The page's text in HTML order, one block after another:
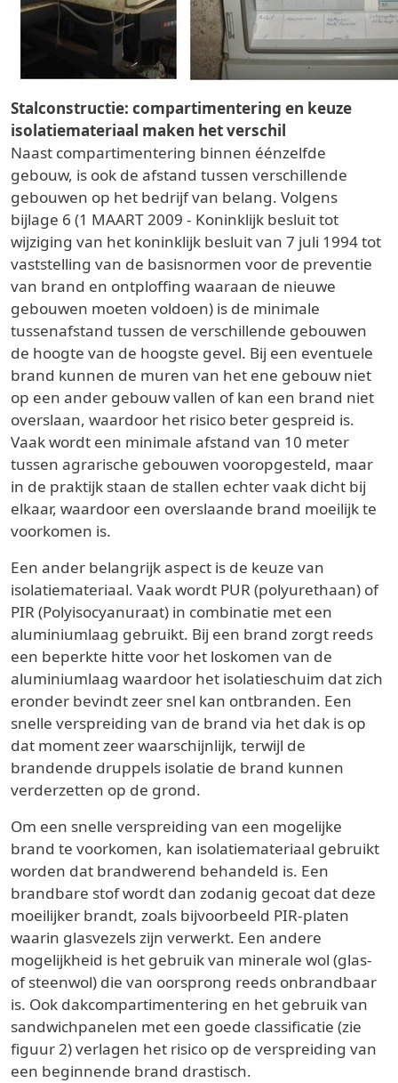
Stalconstructie: compartimentering en keuze
isolatiemateriaal maken het verschil
Naast compartimentering binnen éénzelfde
gebouw, is ook de afstand tussen verschillende
gebouwen op het bedrijf van belang. Volgens
bijlage 6 (1 MAART 2009 - Koninklijk besluit tot
wijziging van het koninklijk besluit van 7 juli 1994 tot
vaststelling van de basisnormen voor de preventie
van brand en ontploffing waaraan de nieuwe
gebouwen moeten voldoen) is de minimale
tussenafstand tussen de verschillende gebouwen
de hoogte van de hoogste gevel. Bij een eventuele
brand kunnen de muren van het ene gebouw niet
op een ander gebouw vallen of kan een brand niet
overslaan, waardoor het risico beter gespreid is.
Vaak wordt een minimale afstand van 10 meter
tussen agrarische gebouwen vooropgesteld, maar
in de praktijk staan de stallen echter vaak dicht bij
elkaar, waardoor een overslaande brand moeilijk te
voorkomen is.
Een ander belangrijk aspect is de keuze van
isolatiemateriaal. Vaak wordt PUR (polyurethaan) of
PIR (Polyisocyanuraat) in combinatie met een
aluminiumlaag gebruikt. Bij een brand zorgt reeds
een beperkte hitte voor het loskomen van de
aluminiumlaag waardoor het isolatieschuim dat zich
eronder bevindt zeer snel kan ontbranden. Een
snelle verspreiding van de brand via het dak is op
dat moment zeer waarschijnlijk, terwijl de
brandende druppels isolatie de brand kunnen
verderzetten op de grond.
Om een snelle verspreiding van een mogelijke
brand te voorkomen, kan isolatiemateriaal gebruikt
worden dat brandwerend behandeld is. Een
brandbare stof wordt dan zodanig gecoat dat deze
moeilijker brandt, zoals bijvoorbeeld PIR-platen
waarin glasvezels zijn verwerkt. Een andere
mogelijkheid is het gebruik van minerale wol (glas-
of steenwol) die van oorsprong reeds onbrandbaar
is. Ook dakcompartimentering en het gebruik van
sandwichpanelen met een goede classificatie (zie
figuur 2) verlagen het risico op de verspreiding van
een beginnende brand drastisch.